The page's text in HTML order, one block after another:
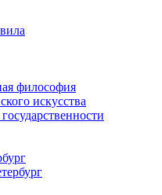
философия
искусства